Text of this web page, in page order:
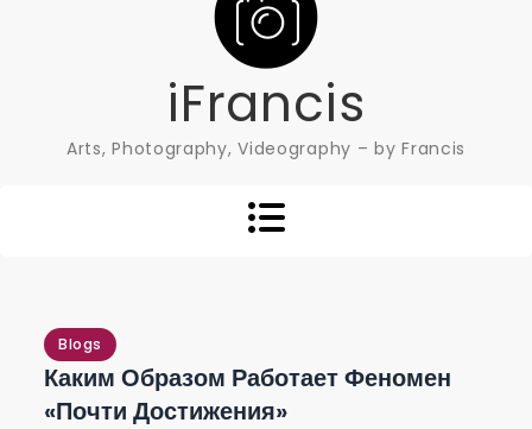
iFrancis
Arts, Photography, Videography – by Francis
Blogs
Каким Образом Работает Феномен
«почти Достижения»